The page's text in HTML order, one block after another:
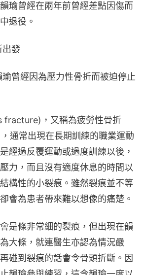
瑜曾經在兩年前曾經差點因傷而
退役。
出發
曾經因為壓力性骨折而被迫停止
fracture)，又稱為疲勞性骨折
通常出現在長期訓練的職業運動
經過反覆運動或過度訓練以後，
力，而且沒有適度休息的時間以
構性的小裂痕。雖然裂痕並不等
會為患者帶來難以想像的痛楚。
是條非常細的裂痕，但出現在韻
大條，就連醫生亦認為情況嚴
碰到裂痕的話會令骨頭折斷。因